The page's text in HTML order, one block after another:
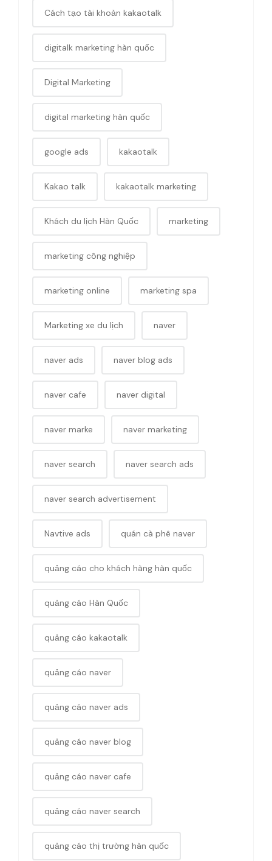
Cách tạo tài khoản kakaotalk
digitalk marketing hàn quốc
Digital Marketing
digital marketing hàn quốc
google ads kakaotalk
Kakao talk kakaotalk marketing
Khách du lịch Hàn Quốc marketing
marketing công nghiệp
marketing online marketing spa
Marketing xe du lịch naver
naver ads naver blog ads
naver cafe naver digital
naver marke naver marketing
naver search naver search ads
naver search advertisement
Navtive ads quán cà phê naver
quảng cáo cho khách hàng hàn quốc
quảng cáo Hàn Quốc
quảng cáo kakaotalk
quảng cáo naver
quảng cáo naver ads
quảng cáo naver blog
quảng cáo naver cafe
quảng cáo naver search
quảng cáo thị trường hàn quốc